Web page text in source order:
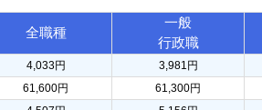
全職種
一般
行政職
4,033円 3,981円
61,600円 61,300円